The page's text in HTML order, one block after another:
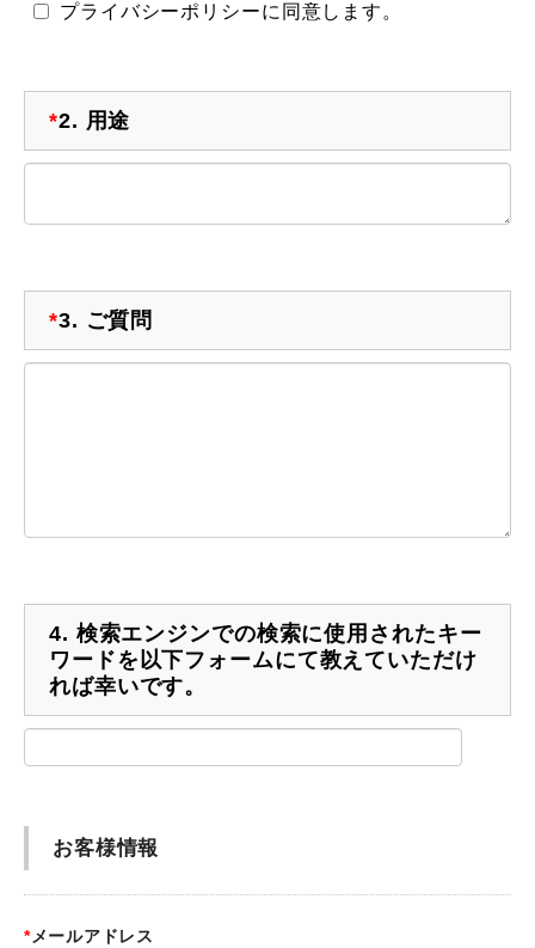
プライバシーポリシーに同意します。
*2. 用途
*3. ご質問
4. 検索エンジンでの検索に使用されたキー
ワードを以下フォームにて教えていただけ
れば幸いです。
お客様情報
*メールアドレス